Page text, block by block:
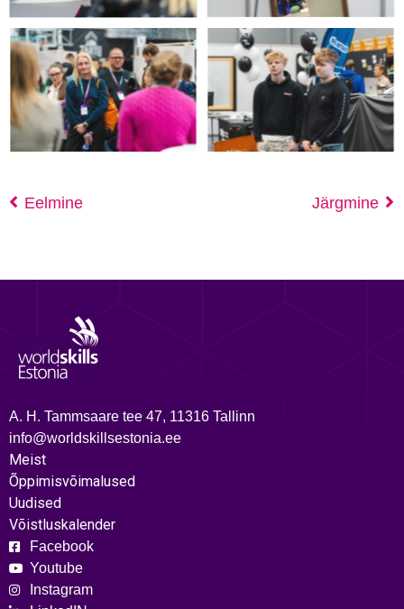
Eelmine Järgmine
A. H. Tammsaare tee 47, 11316 Tallinn
info@worldskillsestonia.ee
Meist
Õppimisvõimalused
Uudised
Võistluskalender
Facebook
Youtube
Instagram